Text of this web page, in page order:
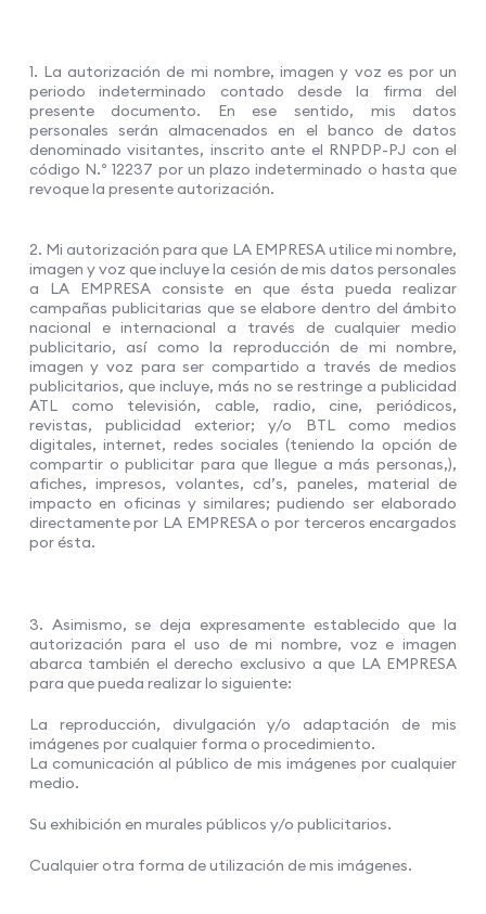
1. La autorización de mi nombre, imagen y voz es por un
periodo indeterminado contado desde la firma del
presente documento. En ese sentido, mis datos
personales serán almacenados en el banco de datos
denominado visitantes, inscrito ante el RNPDP-PJ con el
código N.º 12237 por un plazo indeterminado o hasta que
revoque la presente autorización.
2. Mi autorización para que LA EMPRESA utilice mi nombre,
imagen y voz que incluye la cesión de mis datos personales
a LA EMPRESA consiste en que ésta pueda realizar
campañas publicitarias que se elabore dentro del ámbito
nacional e internacional a través de cualquier medio
publicitario, así como la reproducción de mi nombre,
imagen y voz para ser compartido a través de medios
publicitarios, que incluye, más no se restringe a publicidad
ATL como televisión, cable, radio, cine, periódicos,
revistas, publicidad exterior; y/o BTL como medios
digitales, internet, redes sociales (teniendo la opción de
compartir o publicitar para que llegue a más personas,),
afiches, impresos, volantes, cd’s, paneles, material de
impacto en oficinas y similares; pudiendo ser elaborado
directamente por LA EMPRESA o por terceros encargados
por ésta.
3. Asimismo, se deja expresamente establecido que la
autorización para el uso de mi nombre, voz e imagen
abarca también el derecho exclusivo a que LA EMPRESA
para que pueda realizar lo siguiente:
La reproducción, divulgación y/o adaptación de mis
imágenes por cualquier forma o procedimiento.
La comunicación al público de mis imágenes por cualquier
medio.
Su exhibición en murales públicos y/o publicitarios.
Cualquier otra forma de utilización de mis imágenes.